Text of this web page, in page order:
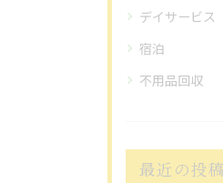
デイサービス
宿泊
不用品回収
最近の投稿